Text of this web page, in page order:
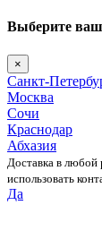
Выберите
×
Санкт-
Москва
Сочи
Краснодар
Абхазия
Доставка в
использовать
Да